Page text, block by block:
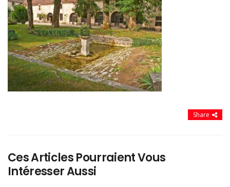
Share
Ces Articles Pourraient Vous
Intéresser Aussi